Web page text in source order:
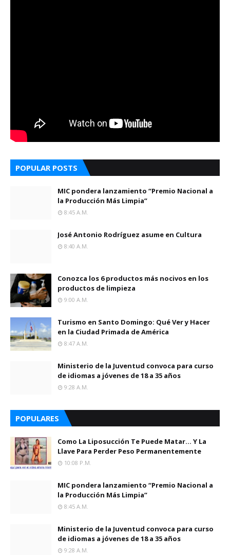
POPULAR POSTS
MIC pondera lanzamiento “Premio Nacional a
la Producción Más Limpia”
8:45 A.m.
José Antonio Rodríguez asume en Cultura
8:40 A.m.
Conozca los 6 productos más nocivos en los
productos de limpieza
9:00 A.m.
Turismo en Santo Domingo: Qué Ver y Hacer
en la Ciudad Primada de América
8:47 A.m.
Ministerio de la Juventud convoca para curso
de idiomas a jóvenes de 18 a 35 años
9:28 A.m.
POPULARES
Como La Liposucción Te Puede Matar… Y La
Llave Para Perder Peso Permanentemente
10:08 P.m.
MIC pondera lanzamiento “Premio Nacional a
la Producción Más Limpia”
8:45 A.m.
Ministerio de la Juventud convoca para curso
de idiomas a jóvenes de 18 a 35 años
9:28 A.m.